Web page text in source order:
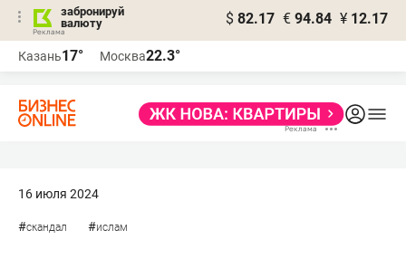
забронируй
валюту
$ 82.17 € 94.84 ¥ 12.17
Казань17° Москва22.3°
16 июля 2024
#скандал #ислам